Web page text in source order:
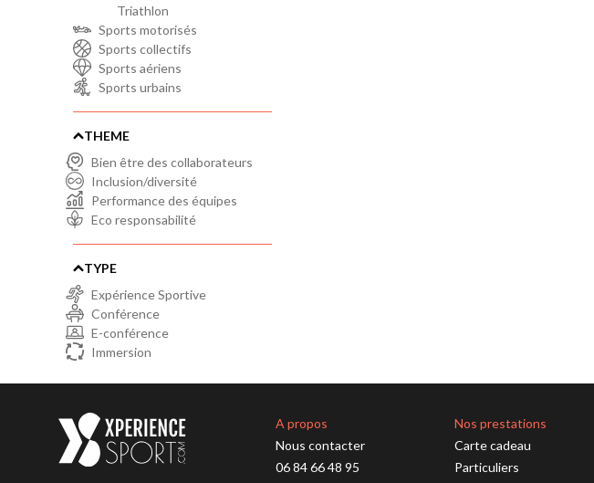
Triathlon
Sports motorisés
Sports collectifs
Sports aériens
Sports urbains
THEME
Bien être des collaborateurs
Inclusion/diversité
Performance des équipes
Eco responsabilité
TYPE
Expérience Sportive
Conférence
E-conférence
Immersion
A propos
Nous contacter
06 84 66 48 95
Nos prestations
Carte cadeau
Particuliers